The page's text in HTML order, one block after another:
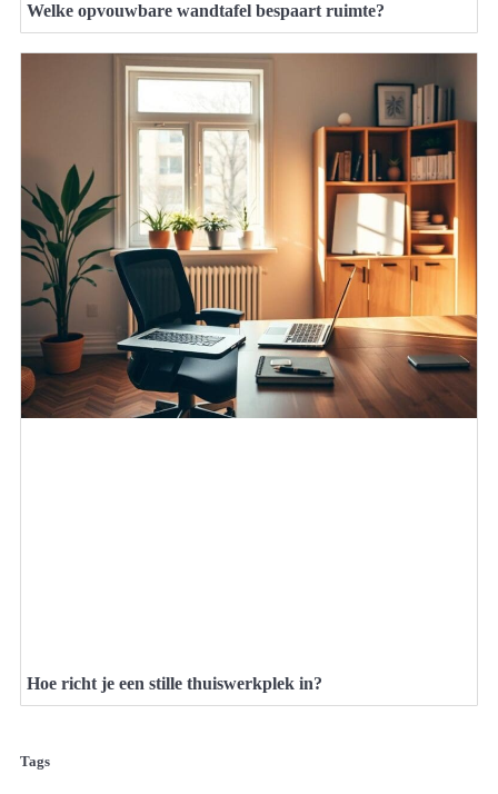
Welke opvouwbare wandtafel bespaart ruimte?
Hoe richt je een stille thuiswerkplek in?
Tags